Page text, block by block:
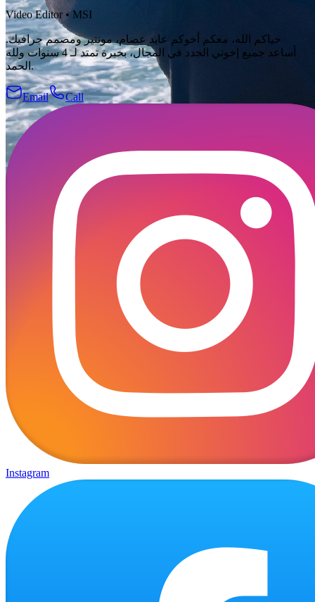
Video Editor •MSI
حياكم الله، معكم أخوكم عابد عصام، مونتير ومصمم جرافيك.
أساعد جميع إخوتي الجدد في المجال، بخبرة تمتد لـ 4 سنوات ولله
الحمد.
Email Call
Instagram